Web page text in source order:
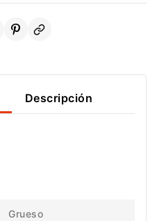
Descripción
Grueso